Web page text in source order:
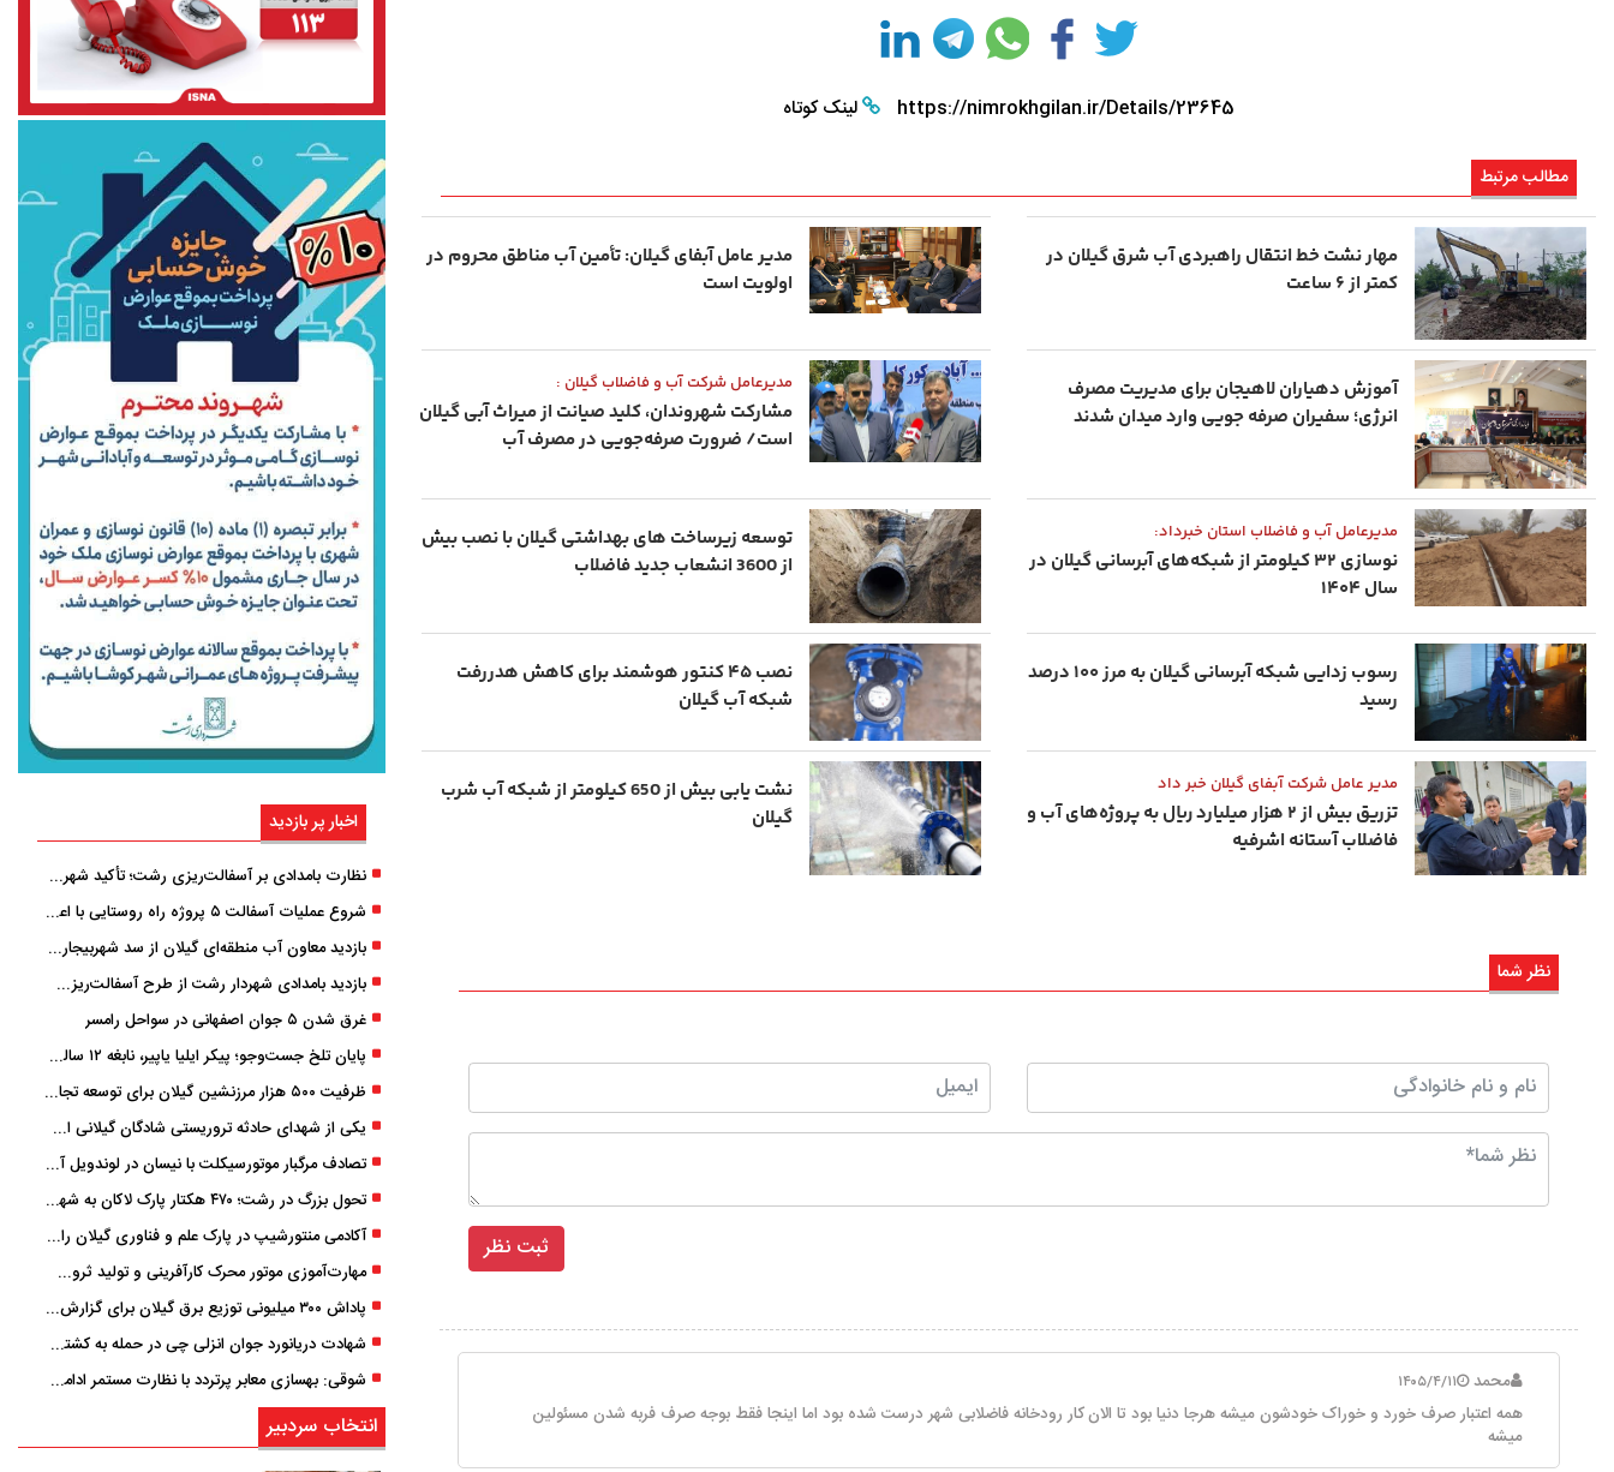
https://nimrokhgilan.ir/Details/23645 لینک کوتاه
مطالب مرتبط
مهار نشت خط انتقال راهبردی آب شرق گیلان در
کمتر از ۶ ساعت
مدیر عامل آبفای گیلان: تأمین آب مناطق محروم در
اولویت است
آموزش دهیاران لاهیجان برای مدیریت مصرف
انرژی؛ سفیران صرفه‌ جویی وارد میدان شدند
مدیرعامل شرکت آب و فاضلاب گیلان :
مشارکت شهروندان، کلید صیانت از میراث آبی گیلان
است/ ضرورت صرفه‌جویی در مصرف آب
مدیرعامل آب و فاضلاب استان خبرداد:
نوسازی ۳۲ کیلومتر از شبکه‌های آبرسانی گیلان در
سال ۱۴۰۴
توسعه زیرساخت های بهداشتی گیلان با نصب بیش
از 3600 انشعاب جدید فاضلاب
رسوب زدایی شبکه آبرسانی گیلان به مرز ۱۰۰ درصد
رسید
نصب ۴۵ کنتور هوشمند برای کاهش هدررفت
شبکه آب گیلان
مدیر عامل شرکت آبفای گیلان خبر داد
تزریق بیش از ۲ هزار میلیارد ریال به پروژه‌های آب و
فاضلاب آستانه ‌اشرفیه
نشت یابی بیش از 650 کیلومتر از شبکه آب شرب
گیلان
نظر شما
محمد ۱۴۰۵/۴/۱۱
همه اعتبار صرف خورد و خوراک خودشون میشه هرجا دنیا بود تا الان کار رودخانه فاضلابی شهر درست شده بود اما اینجا فقط بوجه صرف فربه شدن مسئولین
میشه
اخبار پر بازدید
نظارت بامدادی بر آسفالت‌ریزی رشت؛ تأکید شهردار و بازرس کل بر کیفیت اجرای پروژه‌ها
شروع عملیات آسفالت ۵ پروژه راه ‌روستایی با اعتبار ۳۷۰ میلیاردی در گیلان
بازدید معاون آب منطقه‌ای گیلان از سد شهربیجار برای تداوم تأمین آب شرب استان
بازدید بامدادی شهردار رشت از طرح آسفالت‌ریزی گسترده در مناطق پنج‌گانه
غرق شدن ۵ جوان اصفهانی در سواحل رامسر
پایان تلخ جست‌وجو؛ پیکر ایلیا یاپیر، نابغه ۱۲ ساله لاهیجانی پیدا شد
ظرفیت ۵۰۰ هزار مرزنشین گیلان برای توسعه تجارت فعال می‌شود
یکی از شهدای حادثه تروریستی شادگان گیلانی است/ شهادت «سینا سیاه‌ نژاد» در درگیری با اشرار مسلح
تصادف مرگبار موتورسیکلت با نیسان در لوندویل آستارا/ انتقال مصدوم با اورژانس هوایی به رشت
تحول بزرگ در رشت؛ ۴۷۰ هکتار پارک لاکان به شهر ملحق می‌شود/ انتقال سند به‌ زودی
آکادمی منتورشیپ در پارک علم و فناوری گیلان راه‌اندازی شد
مهارت‌آموزی موتور محرک کارآفرینی و تولید ثروت است
پاداش ۳۰۰ میلیونی توزیع برق گیلان برای گزارش ماینرهای غیرمجاز
شهادت دریانورد جوان انزلی چی در حمله به کشتی تجاری در دریای کاسپین
شوقی: بهسازی معابر پرتردد با نظارت مستمر ادامه دارد
انتخاب سردبیر